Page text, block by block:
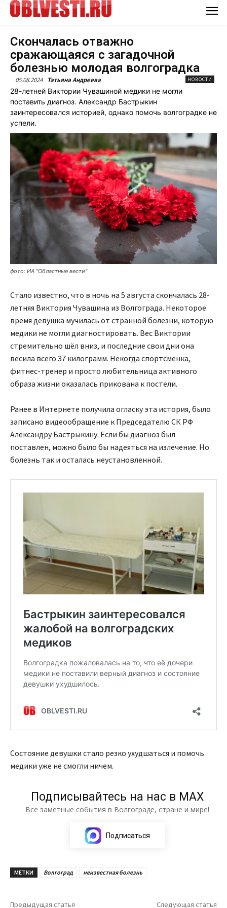
Скончалась отважно
сражающаяся с загадочной
болезнью молодая волгоградка
05.08.2024 Татьяна Андреева НОВОСТИ
28-летней Виктории Чувашиной медики не могли
поставить диагноз. Александр Бастрыкин
заинтересовался историей, однако помочь волгоградке не
успели.
фото: ИА "Областные вести"
Стало известно, что в ночь на 5 августа скончалась 28-
летняя Виктория Чувашина из Волгограда. Некоторое
время девушка мучилась от странной болезни, которую
медики не могли диагностировать. Вес Виктории
стремительно шёл вниз, и последние свои дни она
весила всего 37 килограмм. Некогда спортсменка,
фитнес-тренер и просто любительница активного
образа жизни оказалась прикована к постели.
Ранее в Интернете получила огласку эта история, было
записано видеообращение к Председателю СК РФ
Александру Бастрыкину. Если бы диагноз был
поставлен, можно было бы надеяться на излечение. Но
болезнь так и осталась неустановленной.
Состояние девушки стало резко ухудшаться и помочь
медики уже не смогли ничем.
Подписывайтесь на нас в МАХ
Все заметные события в Волгограде, стране и мире!
Подписаться
МЕТКИ Волгоград неизвестная болезнь
Предыдущая статья Следующая статья